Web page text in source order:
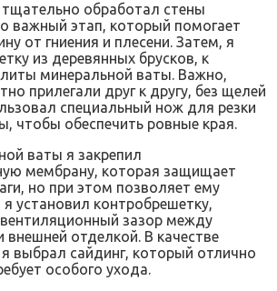
обработал стены
важный этап, который помогает
от гниения и плесени. Затем, я
из деревянных брусков, к
минеральной ваты. Важно,
прилегали друг к другу, без щелей
специальный нож для резки
чтобы обеспечить ровные края.
ваты я закрепил
мембрану, которая защищает
но при этом позволяет ему
установил контробрешетку,
зазор между
внешней отделкой. В качестве
выбрал сайдинг, который отлично
особого ухода.